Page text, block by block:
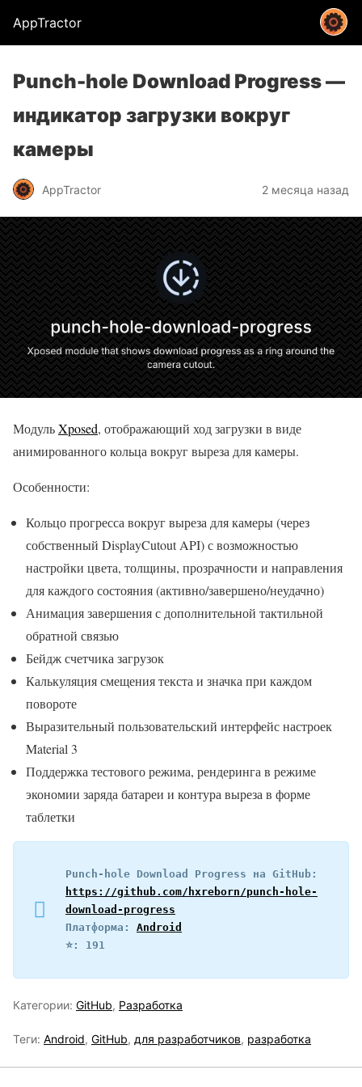
AppTractor
Punch-hole Download Progress —
индикатор загрузки вокруг
камеры
AppTractor 2 месяца назад
МодульXposed, отображающий ход загрузки в виде
анимированного кольца вокруг выреза для камеры.
Особенности:
Кольцо прогресса вокруг выреза для камеры (через
собственный DisplayCutout API) с возможностью
настройки цвета, толщины, прозрачности и направления
для каждого состояния (активно/завершено/неудачно)
Анимация завершения с дополнительной тактильной
обратной связью
Бейдж счетчика загрузок
Калькуляция смещения текста и значка при каждом
повороте
Выразительный пользовательский интерфейс настроек
Material 3
Поддержка тестового режима, рендеринга в режиме
экономии заряда батареи и контура выреза в форме
таблетки
https://github.com/hxreborn/punch-hole-
download-progress
Платформа: Android
⭐️: 191
Категории: GitHub, Разработка
Теги: Android, GitHub, для разработчиков, разработка